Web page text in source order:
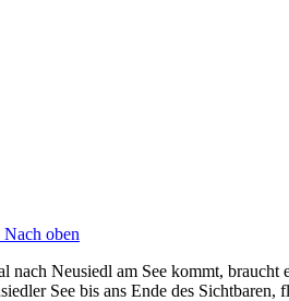
Nach oben
nach Neusiedl am See kommt,
See bis ans Ende des